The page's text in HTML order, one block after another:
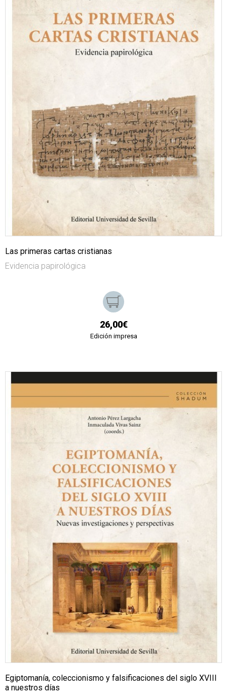
Las primeras cartas cristianas
Evidencia papirológica
26,00€
Edición impresa
Egiptomanía, coleccionismo y falsificaciones del siglo XVIII
a nuestros días